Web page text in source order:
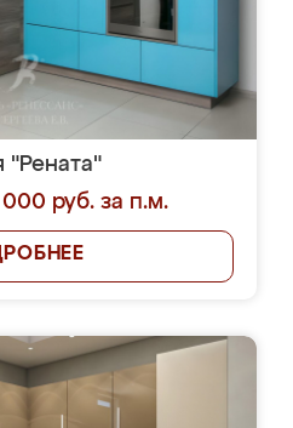
"Рената"
руб. за п.м.